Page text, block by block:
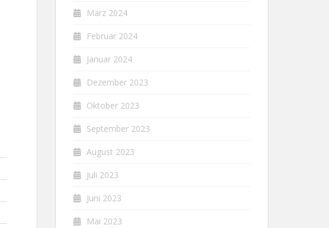
März 2024
Februar 2024
Januar 2024
Dezember 2023
Oktober 2023
September 2023
August 2023
Juli 2023
Juni 2023
Mai 2023